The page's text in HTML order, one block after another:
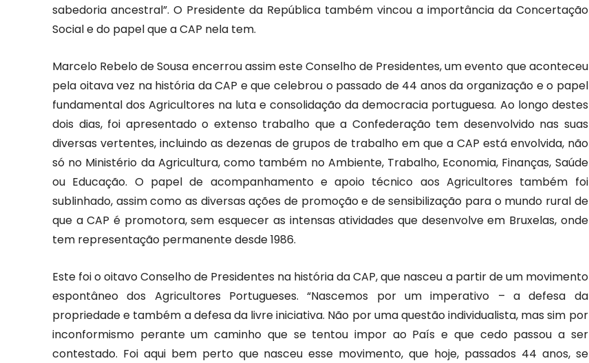
sabedoria ancestral”. O Presidente da República também vincou a importância da Concertação
Social e do papel que a CAP nela tem.
Marcelo Rebelo de Sousa encerrou assim este Conselho de Presidentes, um evento que aconteceu
pela oitava vez na história da CAP e que celebrou o passado de 44 anos da organização e o papel
fundamental dos Agricultores na luta e consolidação da democracia portuguesa. Ao longo destes
dois dias, foi apresentado o extenso trabalho que a Confederação tem desenvolvido nas suas
diversas vertentes, incluindo as dezenas de grupos de trabalho em que a CAP está envolvida, não
só no Ministério da Agricultura, como também no Ambiente, Trabalho, Economia, Finanças, Saúde
ou Educação. O papel de acompanhamento e apoio técnico aos Agricultores também foi
sublinhado, assim como as diversas ações de promoção e de sensibilização para o mundo rural de
que a CAP é promotora, sem esquecer as intensas atividades que desenvolve em Bruxelas, onde
tem representação permanente desde 1986.
Este foi o oitavo Conselho de Presidentes na história da CAP, que nasceu a partir de um movimento
espontâneo dos Agricultores Portugueses. “Nascemos por um imperativo – a defesa da
propriedade e também a defesa da livre iniciativa. Não por uma questão individualista, mas sim por
inconformismo perante um caminho que se tentou impor ao País e que cedo passou a ser
contestado. Foi aqui bem perto que nasceu esse movimento, que hoje, passados 44 anos, se